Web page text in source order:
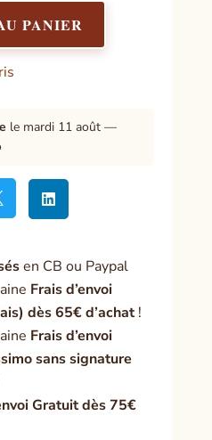
PANIER
le mardi 11 août —

en CB ou Paypal
Frais d’envoi
dès 65€ d’achat!
Frais d’envoi
sans signature
Gratuit dès 75€